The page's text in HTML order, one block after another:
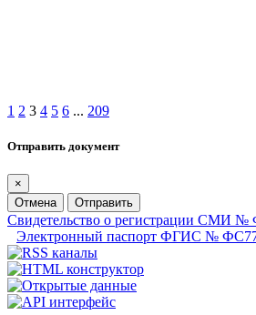
1 2 3 4 5 6 ... 209
Отправить документ
×
Отмена
Отправить
Свидетельство о регистрации СМИ №
Электронный паспорт ФГИС №